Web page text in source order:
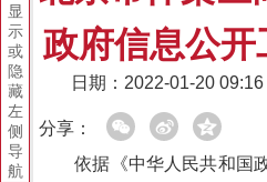
显
示
或
隐
藏
左
侧
导
航
政府信息公
日期：2022-01-20 09:16
分享：
依据《中华人民共和国政